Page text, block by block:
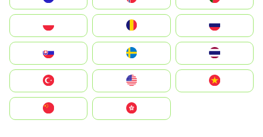
United States
中國香港特別行政區